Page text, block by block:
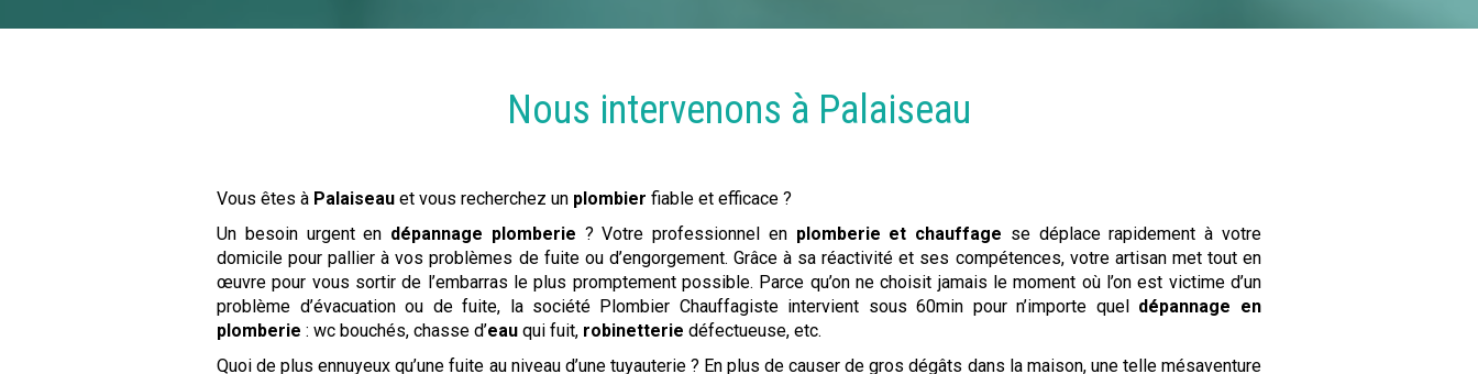
Nous intervenons à Palaiseau
Vous êtes à Palaiseau et vous recherchez un plombier fiable et efficace ?
Un besoin urgent en dépannage plomberie ? Votre professionnel en plomberie et chauffage se déplace rapidement à votre
domicile pour pallier à vos problèmes de fuite ou d’engorgement. Grâce à sa réactivité et ses compétences, votre artisan met tout en
œuvre pour vous sortir de l’embarras le plus promptement possible. Parce qu’on ne choisit jamais le moment où l’on est victime d’un
problème d’évacuation ou de fuite, la société Plombier Chauffagiste intervient sous 60min pour n’importe quel dépannage en
plomberie : wc bouchés, chasse d’eau qui fuit, robinetterie défectueuse, etc.
Quoi de plus ennuyeux qu’une fuite au niveau d’une tuyauterie ? En plus de causer de gros dégâts dans la maison, une telle mésaventure